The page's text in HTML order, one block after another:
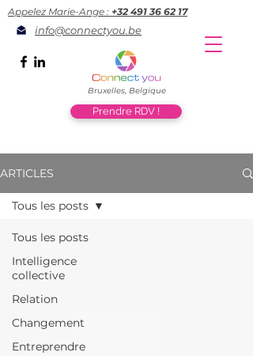
Bruxelles, Belgique
Appelez Marie-Ange : +32 491 36 62 17
info@connectyou.be
Prendre RDV !
ARTICLES
Tous les posts
Intelligence
collective
Relation
Changement
Entreprendre
Tous les posts